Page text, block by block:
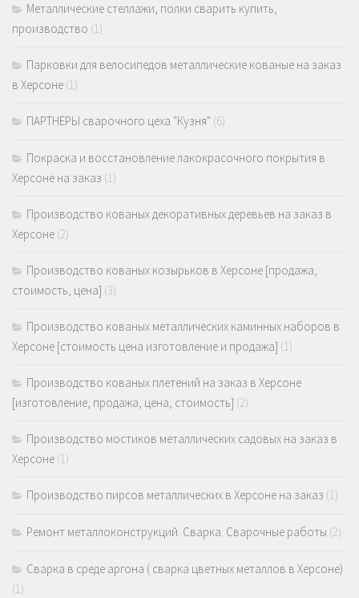
Металлические стеллажи, полки сварить купить,
производство (1)
Парковки для велосипедов металлические кованые на заказ
в Херсоне (1)
ПАРТНЕРЫ сварочного цеха "Кузня" (6)
Покраска и восстановление лакокрасочного покрытия в
Херсоне на заказ (1)
Производство кованых декоративных деревьев на заказ в
Херсоне (2)
Производство кованых козырьков в Херсоне [продажа,
стоимость, цена] (3)
Производство кованых металлических каминных наборов в
Херсоне [стоимость цена изготовление и продажа] (1)
Производство кованых плетений на заказ в Херсоне
[изготовление, продажа, цена, стоимость] (2)
Производство мостиков металлических садовых на заказ в
Херсоне (1)
Производство пирсов металлических в Херсоне на заказ (1)
Ремонт металлоконструкций. Сварка. Сварочные работы (2)
Сварка в среде аргона ( сварка цветных металлов в Херсоне)
(1)